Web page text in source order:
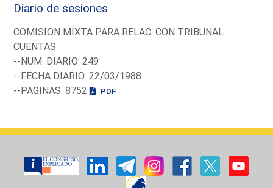
Diario de sesiones
COMISION MIXTA PARA RELAC. CON TRIBUNAL
CUENTAS
--NUM. DIARIO: 249
--FECHA DIARIO: 22/03/1988
--PAGINAS: 8752
PDF